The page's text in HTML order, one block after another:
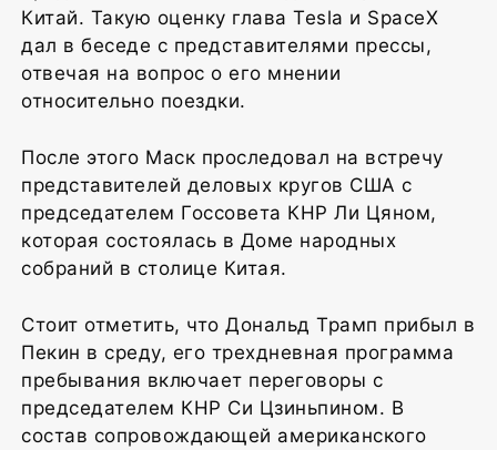
Китай. Такую оценку глава Tesla и SpaceX
дал в беседе с представителями прессы,
отвечая на вопрос о его мнении
относительно поездки.
После этого Маск проследовал на встречу
представителей деловых кругов США с
председателем Госсовета КНР Ли Цяном,
которая состоялась в Доме народных
собраний в столице Китая.
Стоит отметить, что Дональд Трамп прибыл в
Пекин в среду, его трехдневная программа
пребывания включает переговоры с
председателем КНР Си Цзиньпином. В
состав сопровождающей американского